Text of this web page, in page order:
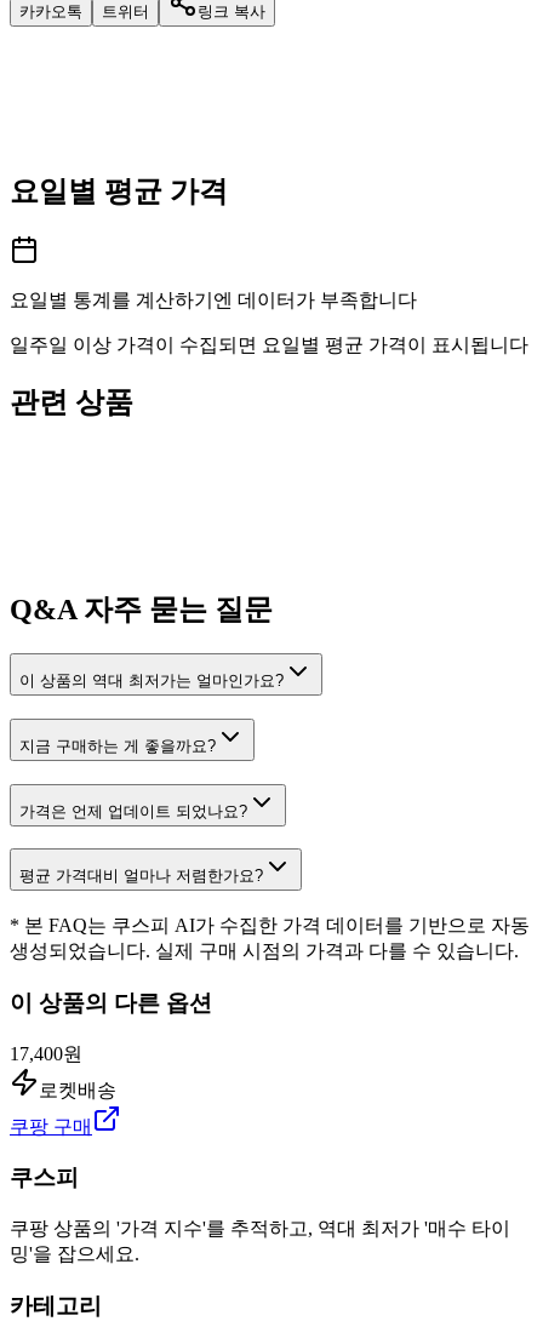
카카오톡 트위터 링크 복사
요일별 평균 가격
요일별 통계를 계산하기엔 데이터가 부족합니다
일주일 이상 가격이 수집되면 요일별 평균 가격이 표시됩니다
관련 상품
Q&A자주 묻는 질문
이 상품의 역대 최저가는 얼마인가요?
지금 구매하는 게 좋을까요?
가격은 언제 업데이트 되었나요?
평균 가격대비 얼마나 저렴한가요?
* 본 FAQ는 쿠스피 AI가 수집한 가격 데이터를 기반으로 자동
생성되었습니다. 실제 구매 시점의 가격과 다를 수 있습니다.
이 상품의 다른 옵션
17,400원
로켓배송
쿠팡 구매
쿠스피
쿠팡 상품의 '가격 지수'를 추적하고, 역대 최저가 '매수 타이
밍'을 잡으세요.
카테고리